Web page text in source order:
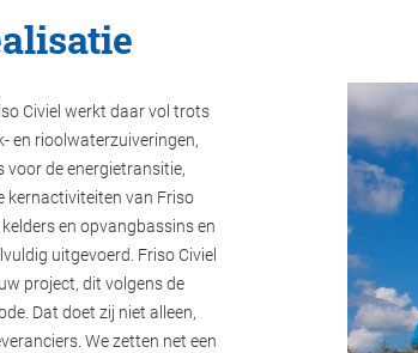
Civiel werkt daar vol trots
en rioolwaterzuiveringen,
de energietransitie,
kernactiviteiten van Friso
en opvangbassins en
uitgevoerd. Friso Civiel
project, dit volgens de
Dat doet zij niet alleen,
We zetten net een